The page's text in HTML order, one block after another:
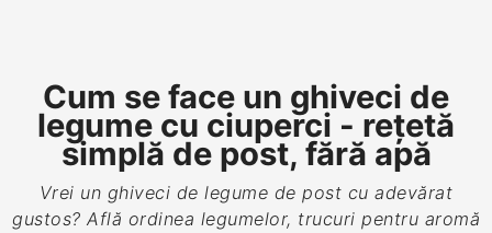
Cum se face un ghiveci de
legume cu ciuperci - rețetă
simplă de post, fără apă
Vrei un ghiveci de legume de post cu adevărat
gustos? Află ordinea legumelor, trucuri pentru aromă